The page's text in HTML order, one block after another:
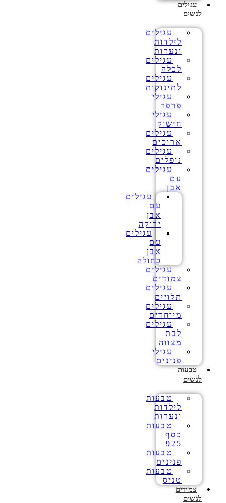
עגילים
לנשים
עגילים
לילדות
ונערות
עגילים
לכלה
עגילים
לתינוקות
עגילי
פרפר
עגילי
חישוק
עגילים
ארוכים
עגילים
נופלים
עגילים
עם
אבן
עגילים
עם
אבן
ירוקה
עגילים
עם
אבן
כחולה
עגילים
צמודים
עגילים
תלויים
עגילים
מיוחדים
עגילים
לבת
מצווה
עגילי
פנינים
טבעות
לנשים
טבעות
לילדות
ונערות
טבעות
כסף
925
טבעות
פנינים
טבעות
טניס
צמידים
לנשים